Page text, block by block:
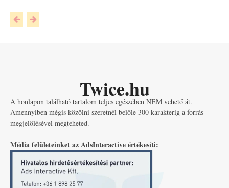
Twice.hu
A honlapon található tartalom teljes egészében NEM vehető át.
Amennyiben mégis közölni szeretnél belőle 300 karakterig a forrás
megjelölésével megteheted.
Média felületeinket az AdsInteractive értékesíti: